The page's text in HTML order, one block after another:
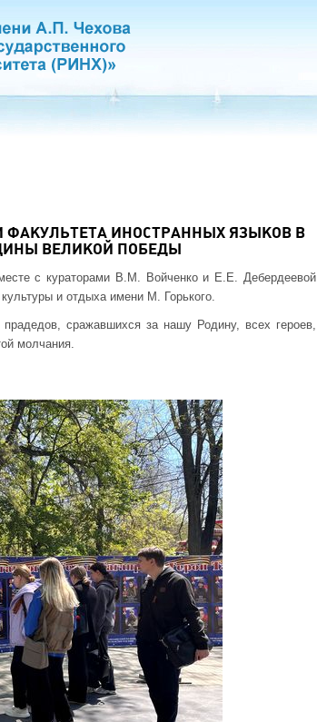
ИНОСТРАННЫХ ЯЗЫКОВ В
ВЕЛИКОЙ ПОБЕДЫ
с кураторами В.М. Войченко и Е.Е. Дебердеевой
и отдыха имени М. Горького.
сражавшихся за нашу Родину, всех героев,
молчания.